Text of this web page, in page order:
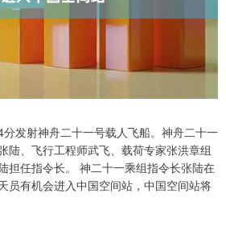
发射神舟二十一号载人飞船。神舟二十一
陆、飞行工程师武飞、载荷专家张洪章组
担任指令长。 神二十一乘组指令长张陆在
员有机会进入中国空间站，中国空间站将